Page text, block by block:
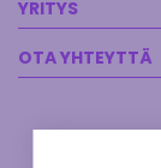
YRITYS
OTA YHTEYTTÄ